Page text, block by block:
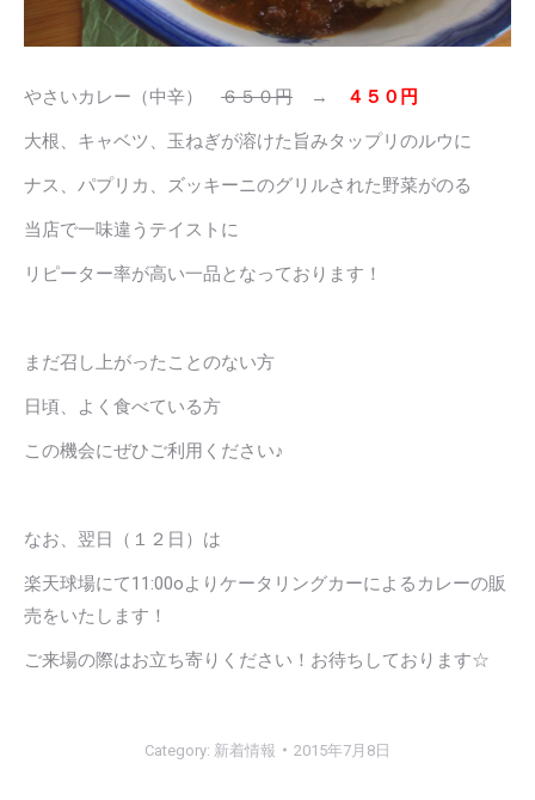
やさいカレー（中辛） ６５０円 → ４５０円
大根、キャベツ、玉ねぎが溶けた旨みタップリのルウに
ナス、パプリカ、ズッキーニのグリルされた野菜がのる
当店で一味違うテイストに
リピーター率が高い一品となっております！
まだ召し上がったことのない方
日頃、よく食べている方
この機会にぜひご利用ください♪
なお、翌日（１２日）は
楽天球場にて11:00oよりケータリングカーによるカレーの販
売をいたします！
ご来場の際はお立ち寄りください！お待ちしております☆
Category: 新着情報 2015年7月8日